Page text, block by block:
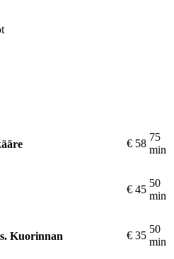
€ 58
75
min
€ 45
50
min
Kuorinnan € 35
50
min